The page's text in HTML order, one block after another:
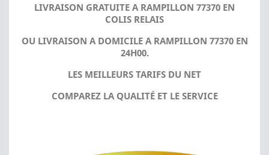
LIVRAISON GRATUITE A RAMPILLON 77370 EN
COLIS RELAIS
OU LIVRAISON A DOMICILE A RAMPILLON 77370 EN
24H00.
LES MEILLEURS TARIFS DU NET
COMPAREZ LA QUALITÉ ET LE SERVICE